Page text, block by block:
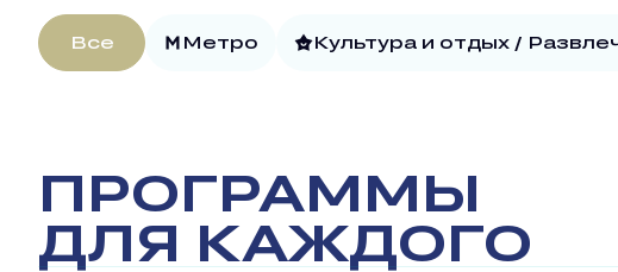
Все Метро Культура и отдых /
ПРОГРАММЫ
ДЛЯ КАЖДОГО